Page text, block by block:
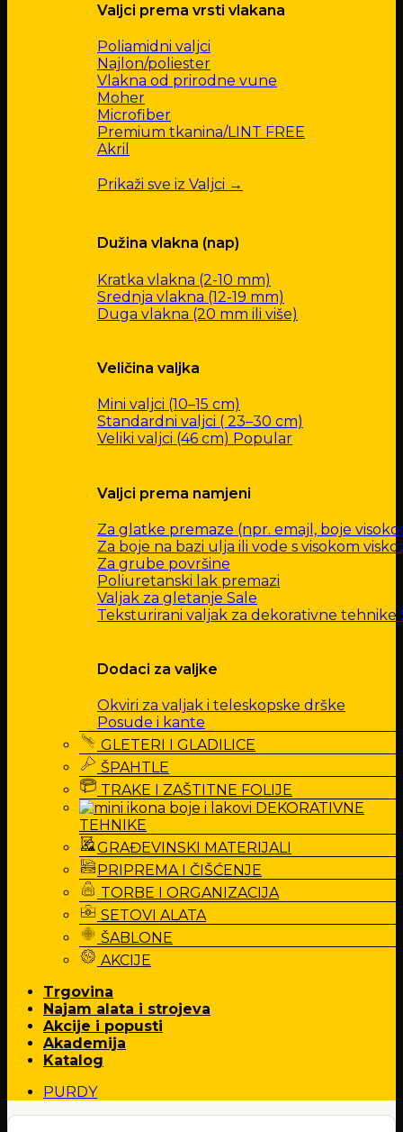
Valjci prema vrsti vlakana
Poliamidni valjci
Najlon/poliester
Vlakna od prirodne vune
Moher
Microfiber
Premium tkanina/LINT FREE
Akril
Prikaži sve iz Valjci →
Dužina vlakna (nap)
Kratka vlakna (2-10 mm)
Srednja vlakna (12-19 mm)
Duga vlakna (20 mm ili više)
Veličina valjka
Mini valjci (10–15 cm)
Standardni valjci ( 23–30 cm)
Veliki valjci (46 cm)
Valjci prema namjeni
Za glatke premaze (npr. emajl, boje
Za boje na bazi ulja ili vode s visokom
Za grube površine
Poliuretanski lak premazi
Valjak za gletanje
Teksturirani valjak za dekorativne tehnike
Dodaci za valjke
Okviri za valjak i teleskopske drške
Posude i kante
GLETERI I GLADILICE
ŠPAHTLE
TRAKE I ZAŠTITNE FOLIJE
DEKORATIVNE
TEHNIKE
GRAĐEVINSKI MATERIJALI
PRIPREMA I ČIŠĆENJE
TORBE I ORGANIZACIJA
SETOVI ALATA
ŠABLONE
AKCIJE
Trgovina
Najam alata i strojeva
Akcije i popusti
Akademija
Katalog
PURDY